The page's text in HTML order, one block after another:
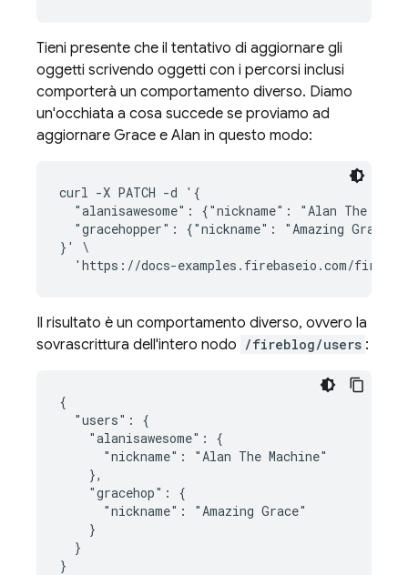
Tieni presente che il tentativo di aggiornare gli
oggetti scrivendo oggetti con i percorsi inclusi
comporterà un comportamento diverso. Diamo
un'occhiata a cosa succede se proviamo ad
aggiornare Grace e Alan in questo modo:
curl -X PATCH -d '{
"alanisawesome": {"nickname": "Alan The
  "gracehopper": {"nickname": "Amazing Grace"}
}' \
Il risultato è un comportamento diverso, ovvero la
sovrascrittura dell'intero nodo /fireblog/users :
{
  "users": {
    "alanisawesome": {
      "nickname": "Alan The Machine"
    },
    "gracehop": {
      "nickname": "Amazing Grace"
    }
  }
}